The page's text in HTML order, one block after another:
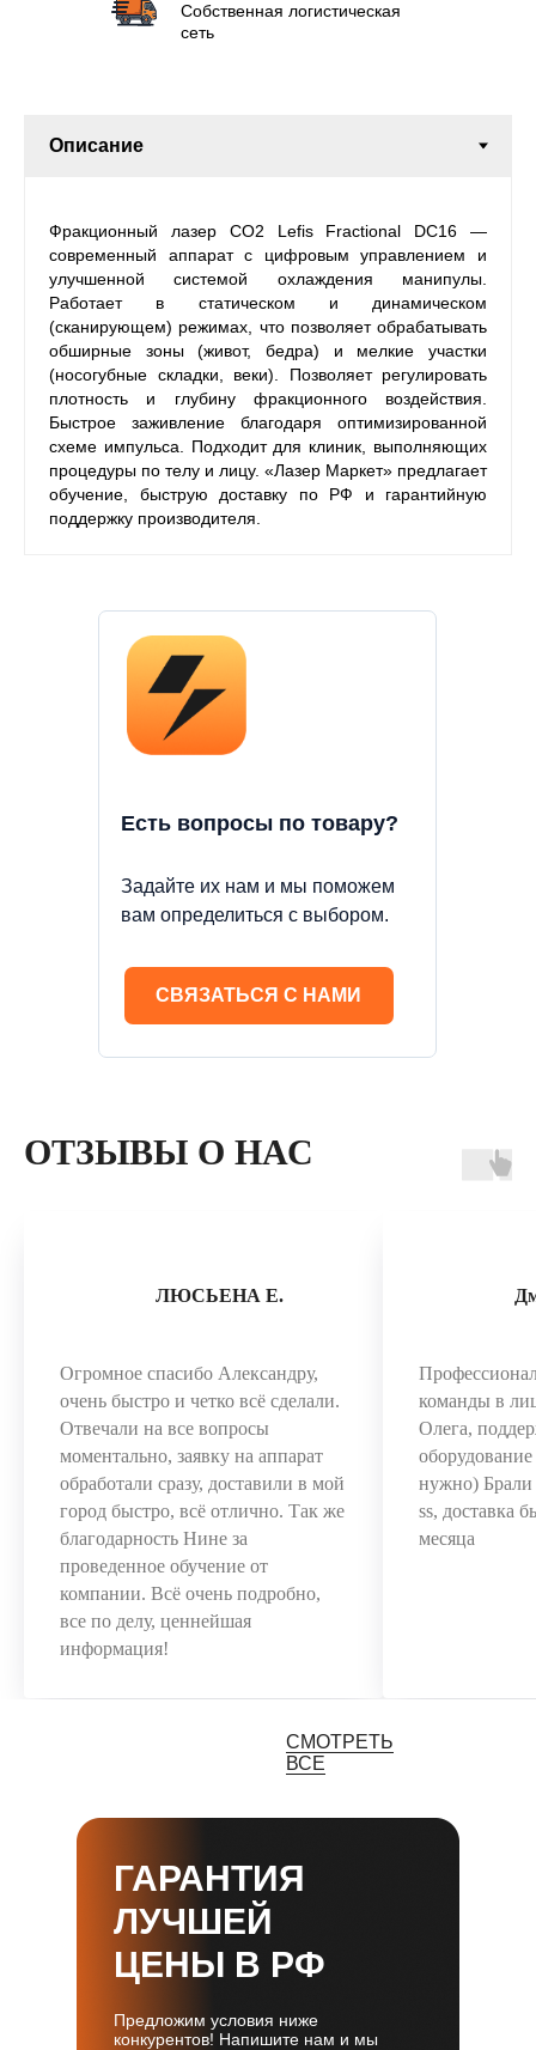
Собственная логистическая
сеть
Фракционный лазер CO2 Lefis Fractional DC16 —
современный аппарат с цифровым управлением и
улучшенной системой охлаждения манипулы.
Работает в статическом и динамическом
(сканирующем) режимах, что позволяет обрабатывать
обширные зоны (живот, бедра) и мелкие участки
(носогубные складки, веки). Позволяет регулировать
плотность и глубину фракционного воздействия.
Быстрое заживление благодаря оптимизированной
схеме импульса. Подходит для клиник, выполняющих
процедуры по телу и лицу. «Лазер Маркет» предлагает
обучение, быструю доставку по РФ и гарантийную
поддержку производителя.
Есть вопросы по товару?
Задайте их нам и мы поможем
вам определиться с выбором.
СВЯЗАТЬСЯ С НАМИ
ОТЗЫВЫ О НАС
ЛЮСЬЕНА Е.
Огромное спасибо Александру,
очень быстро и четко всё сделали.
Отвечали на все вопросы
моментально, заявку на аппарат
обработали сразу, доставили в мой
город быстро, всё отлично. Так же
благодарность Нине за
проведенное обучение от
компании. Всё очень подробно,
все по делу, ценнейшая
информация!
команды в
Олега,
оборудование
нужно)
ss, доставка
месяца
СМОТРЕТЬ
ВСЕ
Предложим условия ниже
конкурентов! Напишите нам и мы
ГАРАНТИЯ
ЛУЧШЕЙ
ЦЕНЫ В РФ